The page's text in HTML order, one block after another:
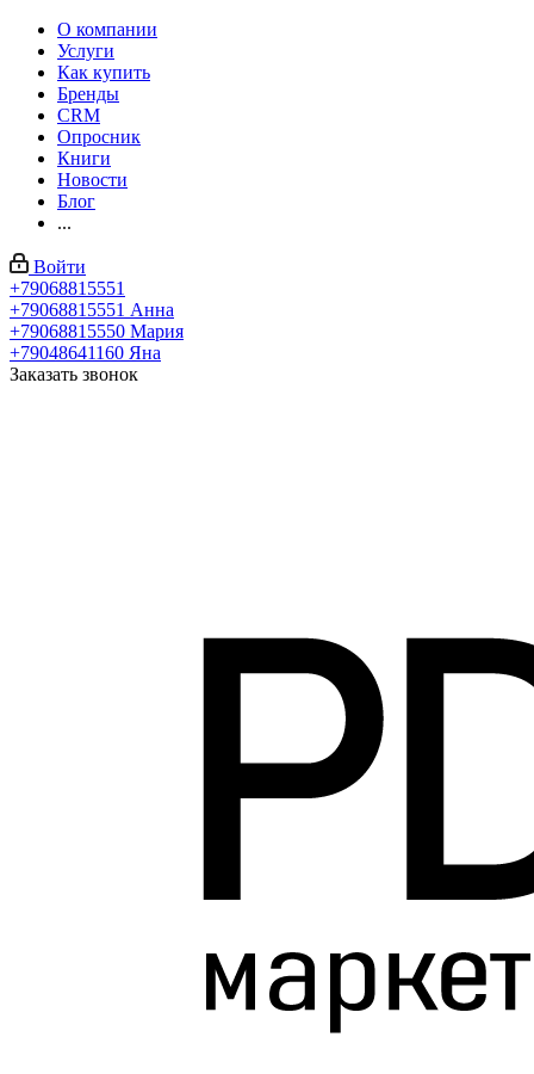
О компании
Услуги
Как купить
Бренды
CRM
Опросник
Книги
Новости
Блог
...
Войти
+79068815551
+79068815551 Анна
+79068815550 Мария
+79048641160 Яна
Заказать звонок